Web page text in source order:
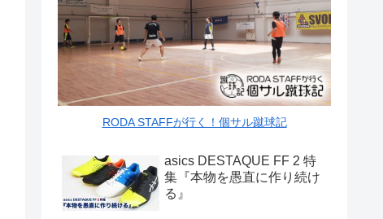
RODA STAFFが行く！個サル蹴球記
asics DESTAQUE FF 2 特
集『本物を愚直に作り続け
る』